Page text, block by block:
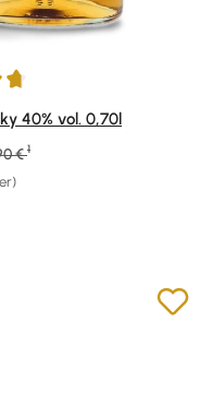
von 5 Sternen
40% vol. 0,70l
Preis:
€ 1